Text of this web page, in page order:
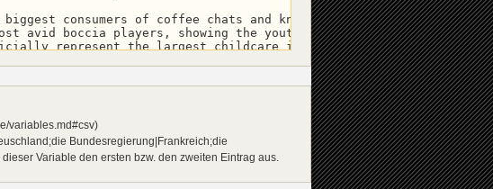
biggest consumers of coffee chats and knitwear|
avid boccia players, showing the youth how it's done - boccia
represent the largest childcare industry|
consumers of café croissants and pastis|
keep seniors fit and save billions in healthcare costs|
midnight boost the events industry, grandchildren included|
are treated as national security training|
licenses instead of government bonds|
healthy - health insurance saves billions|
gifts, and cozy gatherings - "hygge" seniors drive the
traditional cafés with plenty of "Wiener Schmäh", and that not
invest in golf - local services, gastronomy, and tourism benefit
variables.md#csv)
Bundesregierung|Frankreich;die
Variable den ersten bzw. den zweiten Eintrag aus.